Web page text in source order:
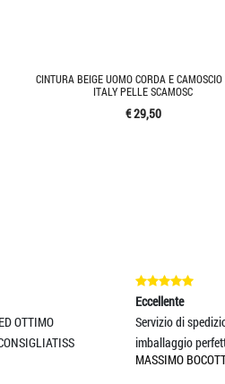
CINTURA BEIGE UOMO CORDA E
ITALY PELLE SCAMOSC
€ 29,50
Servizio di spedizione impeccabile e
imballaggio perfetto.